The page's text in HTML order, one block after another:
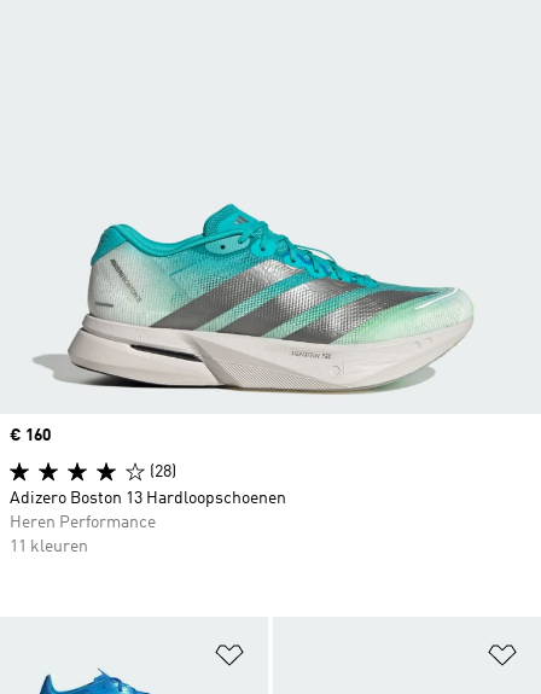
Price
€ 160
(28)
Adizero Boston 13 Hardloopschoenen
Heren Performance
11 kleuren